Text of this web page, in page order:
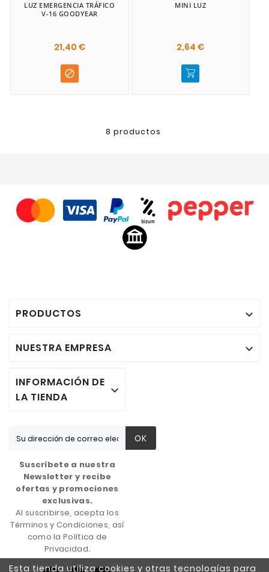
Esta tienda utiliza cookies y otras tecnologías para
LUZ EMERGENCIA TRÁFICO
V-16 GOODYEAR
21,40 €

MINI LUZ
2,64 €
8 productos
PRODUCTOS 
NUESTRA EMPRESA 
INFORMACIÓN DE
LA TIENDA

OK
Suscríbete a nuestra
Newsletter y recibe
ofertas y promociones
exclusivas.
Al suscribirse, acepta los
Términos y Condiciones, así
como la Política de
Privacidad.